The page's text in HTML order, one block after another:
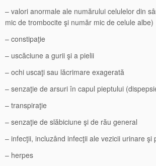
– valori anormale ale numărului celulelor din
mic de trombocite şi număr mic de celule albe)
– constipaţie
– uscăciune a gurii şi a pielii
– ochi uscaţi sau lăcrimare exagerată
– senzaţie de arsuri în capul pieptului
– transpiraţie
– senzaţie de slăbiciune şi de rău general
– infecţii, incluzând infecţii ale vezicii urinare şi
– herpes